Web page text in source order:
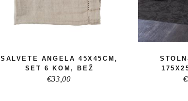
SALVETE ANGELA 45X45CM,
SET 6 KOM, BEŽ
€33,00 €